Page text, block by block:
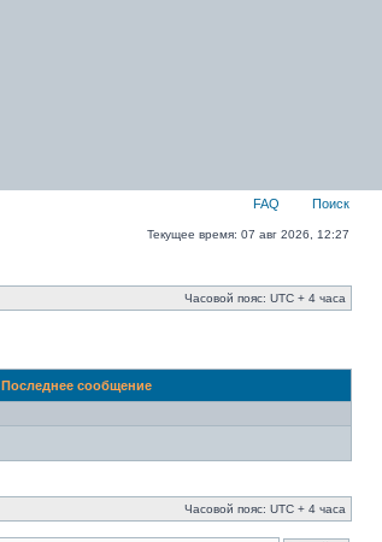
FAQ Поиск
Текущее время: 07 авг 2026, 12:27
Часовой пояс: UTC + 4 часа
Последнее сообщение
Часовой пояс: UTC + 4 часа